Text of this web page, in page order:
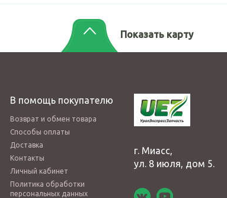
Показать карту
В помощь покупателю
Возврат и обмен товара
Способы оплаты
Доставка
Контакты
Личный кабинет
Политика обработки
персональных данных
г. Миасс,
ул. 8 июля, дом 5.